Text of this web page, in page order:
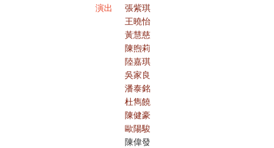
演出
張紫琪
王曉怡
黃慧慈
陳煦莉
陸嘉琪
吳家良
潘泰銘
杜雋饒
陳健豪
歐陽駿
陳偉發